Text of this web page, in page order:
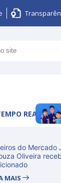
REAL
do Mercado
Oliveira
MAIS